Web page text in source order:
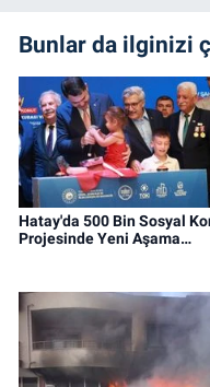
Bunlar da ilginizi
Hatay'da 500 Bin Sosyal
Projesinde Yeni Aşama…